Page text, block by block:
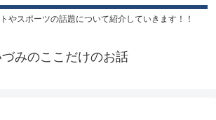
やスポーツの話題について紹介していきます！！
づみのここだけのお話